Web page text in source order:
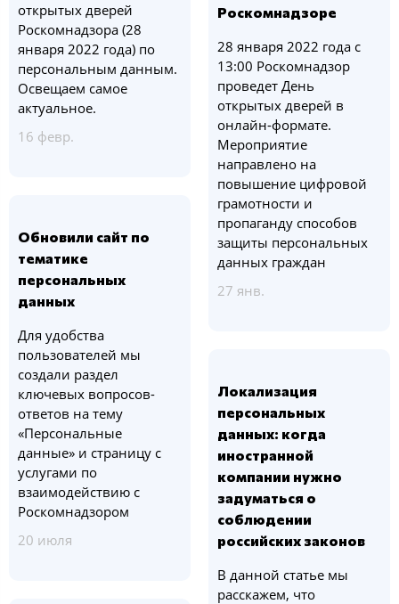
открытых дверей
Роскомнадзора (28
января 2022 года) по
персональным данным.
Освещаем самое
актуальное.
16 февр.
Роскомнадзоре
28 января 2022 года с
13:00 Роскомнадзор
проведет День
открытых дверей в
онлайн-формате.
Мероприятие
направлено на
повышение цифровой
грамотности и
пропаганду способов
защиты персональных
данных граждан
27 янв.
Обновили сайт по
тематике
персональных
данных
Для удобства
пользователей мы
создали раздел
ключевых вопросов-
ответов на тему
«Персональные
данные» и страницу с
услугами по
взаимодействию с
Роскомнадзором
20 июля
Локализация
персональных
данных: когда
иностранной
компании нужно
задуматься о
соблюдении
российских законов
В данной статье мы
расскажем, что